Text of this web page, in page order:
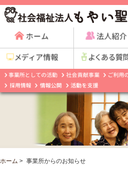
ホーム > 事業所からのお知らせ